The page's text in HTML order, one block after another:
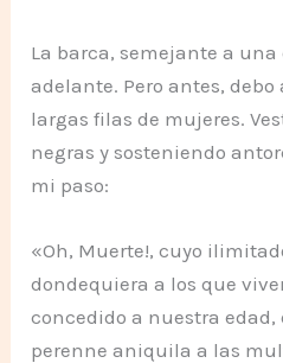
La barca, semejante a una
adelante. Pero antes,
largas filas de mujeres.
negras y sosteniendo
mi paso:
«Oh, Muerte!, cuyo
dondequiera a los que
concedido a nuestra edad,
perenne aniquila a las